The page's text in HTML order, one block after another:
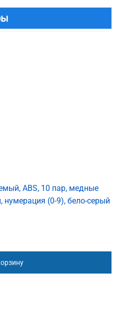
ABS, 10 пар, медные
нумерация (0-9), бело-серый